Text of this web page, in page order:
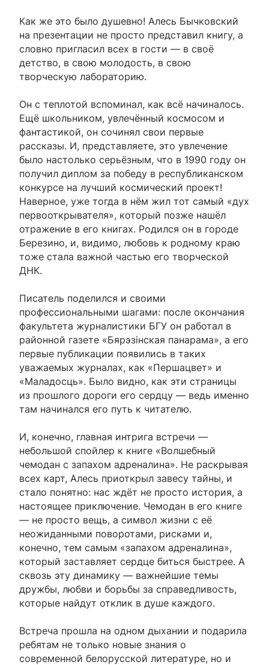
Как же это было душевно! Алесь Бычковский
на презентации не просто представил книгу, а
словно пригласил всех в гости — в своё
детство, в свою молодость, в свою
творческую лабораторию.
Он с теплотой вспоминал, как всё начиналось.
Ещё школьником, увлечённый космосом и
фантастикой, он сочинял свои первые
рассказы. И, представляете, это увлечение
было настолько серьёзным, что в 1990 году он
получил диплом за победу в республиканском
конкурсе на лучший космический проект!
Наверное, уже тогда в нём жил тот самый «дух
первооткрывателя», который позже нашёл
отражение в его книгах. Родился он в городе
Березино, и, видимо, любовь к родному краю
тоже стала важной частью его творческой
ДНК.
Писатель поделился и своими
профессиональными шагами: после окончания
факультета журналистики БГУ он работал в
районной газете «Бярэзінская панарама», а его
первые публикации появились в таких
уважаемых журналах, как «Першацвет» и
«Маладосць». Было видно, как эти страницы
из прошлого дороги его сердцу — ведь именно
там начинался его путь к читателю.
И, конечно, главная интрига встречи —
небольшой спойлер к книге «Волшебный
чемодан с запахом адреналина». Не раскрывая
всех карт, Алесь приоткрыл завесу тайны, и
стало понятно: нас ждёт не просто история, а
настоящее приключение. Чемодан в его книге
— не просто вещь, а символ жизни с её
неожиданными поворотами, рисками и,
конечно, тем самым «запахом адреналина»,
который заставляет сердце биться быстрее. А
сквозь эту динамику — важнейшие темы
дружбы, любви и борьбы за справедливость,
которые найдут отклик в душе каждого.
Встреча прошла на одном дыхании и подарила
ребятам не только новые знания о
современной белорусской литературе, но и